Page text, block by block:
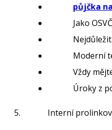
půjčka
Jako
Moderní
Vždy
Úroky z
Interní